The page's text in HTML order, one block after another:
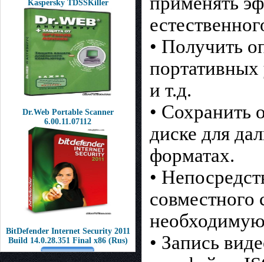
Kaspersky TDSSKiller
Dr.Web Portable Scanner
6.00.11.07112
BitDefender Internet Security 2011
Build 14.0.28.351 Final x86 (Rus)
• Получить
портативных
и т.д.
• Сохранить
диске для
форматах.
•
• Запись